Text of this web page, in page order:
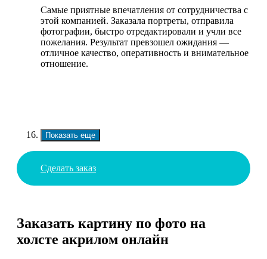
Самые приятные впечатления от сотрудничества с
этой компанией. Заказала портреты, отправила
фотографии, быстро отредактировали и учли все
пожелания. Результат превзошел ожидания —
отличное качество, оперативность и внимательное
отношение.
Показать еще
Сделать заказ
Заказать картину по фото на
холсте акрилом онлайн